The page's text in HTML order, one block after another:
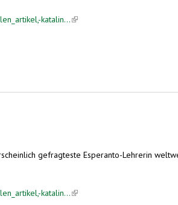
katalin...(link is external)
gefragteste Esperanto-Lehrerin
katalin...(link is external)